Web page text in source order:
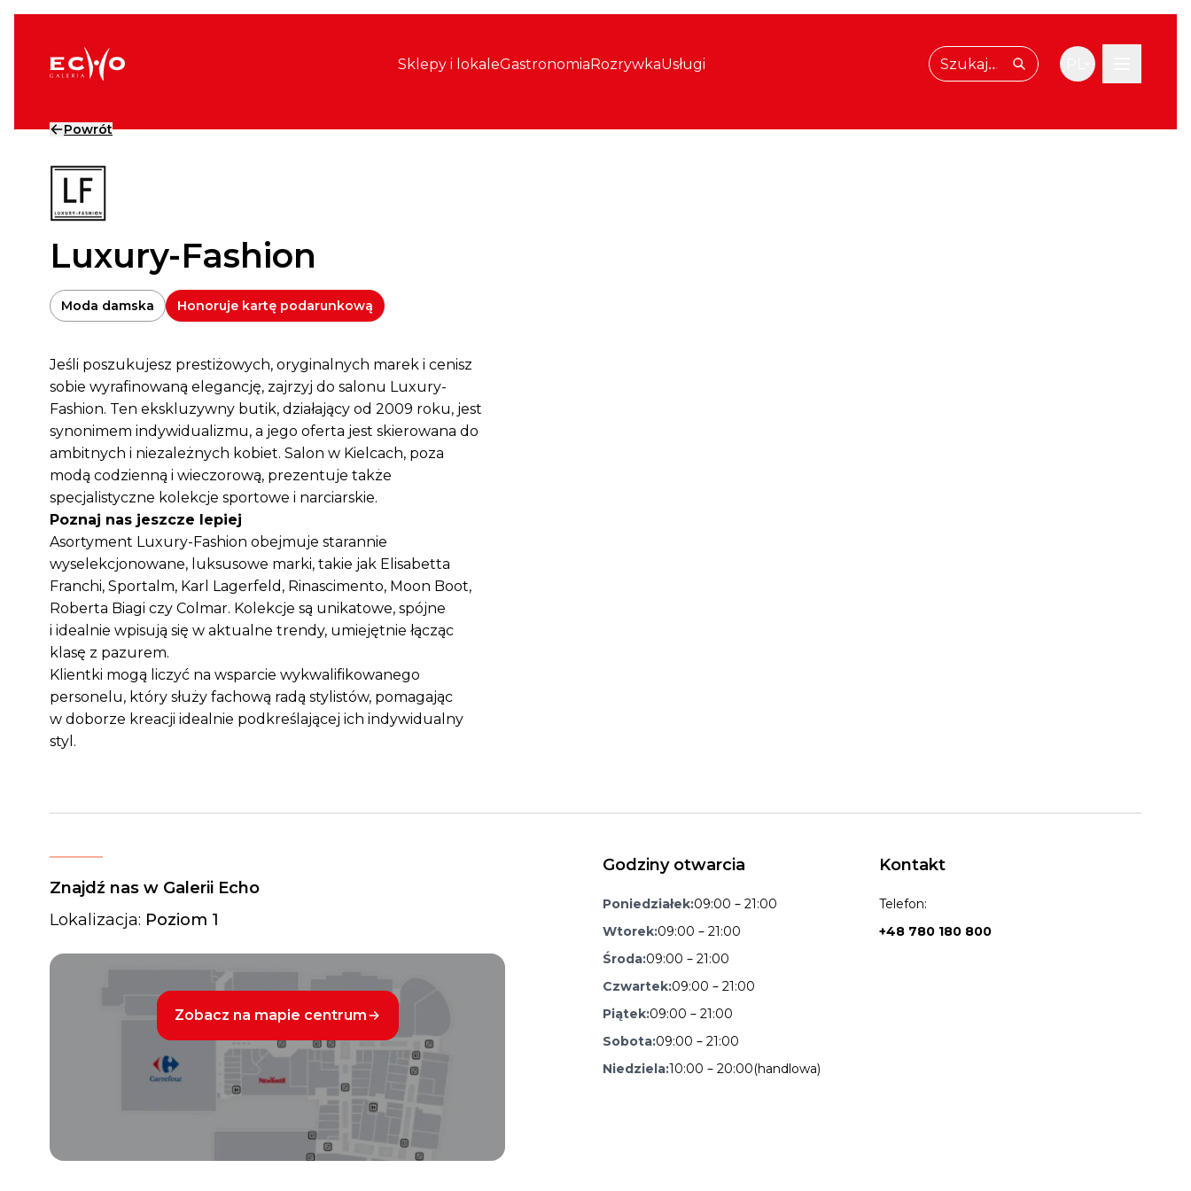
Przejdź do treści
Sklepy i lokaleGastronomiaRozrywkaUsługi
Wpisz, czego szukasz
Powrót
Luxury-Fashion
Moda damska Honoruje kartę podarunkową
Jeśli poszukujesz prestiżowych, oryginalnych marek i cenisz
sobie wyrafinowaną elegancję, zajrzyj do salonu Luxury-
Fashion. Ten ekskluzywny butik, działający od 2009 roku, jest
synonimem indywidualizmu, a jego oferta jest skierowana do
ambitnych i niezależnych kobiet. Salon w Kielcach, poza
modą codzienną i wieczorową, prezentuje także
specjalistyczne kolekcje sportowe i narciarskie.
Poznaj nas jeszcze lepiej
Asortyment Luxury-Fashion obejmuje starannie
wyselekcjonowane, luksusowe marki, takie jak Elisabetta
Franchi, Sportalm, Karl Lagerfeld, Rinascimento, Moon Boot,
Roberta Biagi czy Colmar. Kolekcje są unikatowe, spójne
i idealnie wpisują się w aktualne trendy, umiejętnie łącząc
klasę z pazurem.
Klientki mogą liczyć na wsparcie wykwalifikowanego
personelu, który służy fachową radą stylistów, pomagając
w doborze kreacji idealnie podkreślającej ich indywidualny
styl.
Znajdź nas w Galerii Echo
Lokalizacja: Poziom 1
Zobacz na mapie centrum
Godziny otwarcia
Poniedziałek:09:00 – 21:00
Wtorek:09:00 – 21:00
Środa:09:00 – 21:00
Czwartek:09:00 – 21:00
Piątek:09:00 – 21:00
Sobota:09:00 – 21:00
Niedziela:10:00 – 20:00(handlowa)
Kontakt
Telefon:
+48 780 180 800